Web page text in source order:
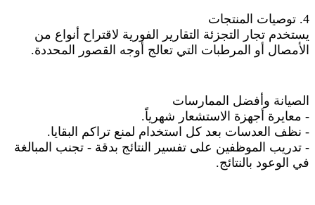
4. توصيات المنتجات
يستخدم تجار التجزئة التقارير الفورية لاقتراح أنواع من
الأمصال أو المرطبات التي تعالج أوجه القصور المحددة.
الصيانة وأفضل الممارسات
- معايرة أجهزة الاستشعار شهرياً.
- نظف العدسات بعد كل استخدام لمنع تراكم البقايا.
- تدريب الموظفين على تفسير النتائج بدقة - تجنب المبالغة
في الوعود بالنتائج.